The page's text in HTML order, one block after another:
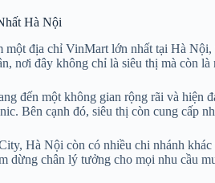
Hà Nội
một địa chỉ VinMart lớn nhất tại Hà
nơi đây không chỉ là siêu thị mà còn
đến một không gian rộng rãi và hiện
Bên cạnh đó, siêu thị còn cung cấp
Hà Nội còn có nhiều chi nhánh
dừng chân lý tưởng cho mọi nhu cầu